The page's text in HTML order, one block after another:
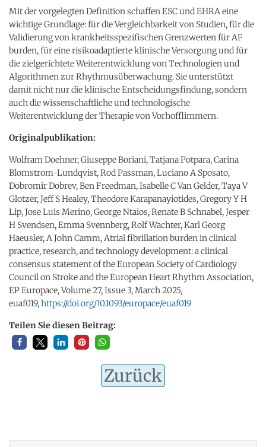
Mit der vorgelegten Definition schaffen ESC und EHRA eine
wichtige Grundlage: für die Vergleichbarkeit von Studien, für die
Validierung von krankheitsspezifischen Grenzwerten für AF
burden, für eine risikoadaptierte klinische Versorgung und für
die zielgerichtete Weiterentwicklung von Technologien und
Algorithmen zur Rhythmusüberwachung. Sie unterstützt
damit nicht nur die klinische Entscheidungsfindung, sondern
auch die wissenschaftliche und technologische
Weiterentwicklung der Therapie von Vorhofflimmern.
Originalpublikation:
Wolfram Doehner, Giuseppe Boriani, Tatjana Potpara, Carina
Blomstrom-Lundqvist, Rod Passman, Luciano A Sposato,
Dobromir Dobrev, Ben Freedman, Isabelle C Van Gelder, Taya V
Glotzer, Jeff S Healey, Theodore Karapanayiotides, Gregory Y H
Lip, Jose Luis Merino, George Ntaios, Renate B Schnabel, Jesper
H Svendsen, Emma Svennberg, Rolf Wachter, Karl Georg
Haeusler, A John Camm, Atrial fibrillation burden in clinical
practice, research, and technology development: a clinical
consensus statement of the European Society of Cardiology
Council on Stroke and the European Heart Rhythm Association,
EP Europace, Volume 27, Issue 3, March 2025,
euaf019, https://doi.org/10.1093/europace/euaf019
Teilen Sie diesen Beitrag:
Zurück